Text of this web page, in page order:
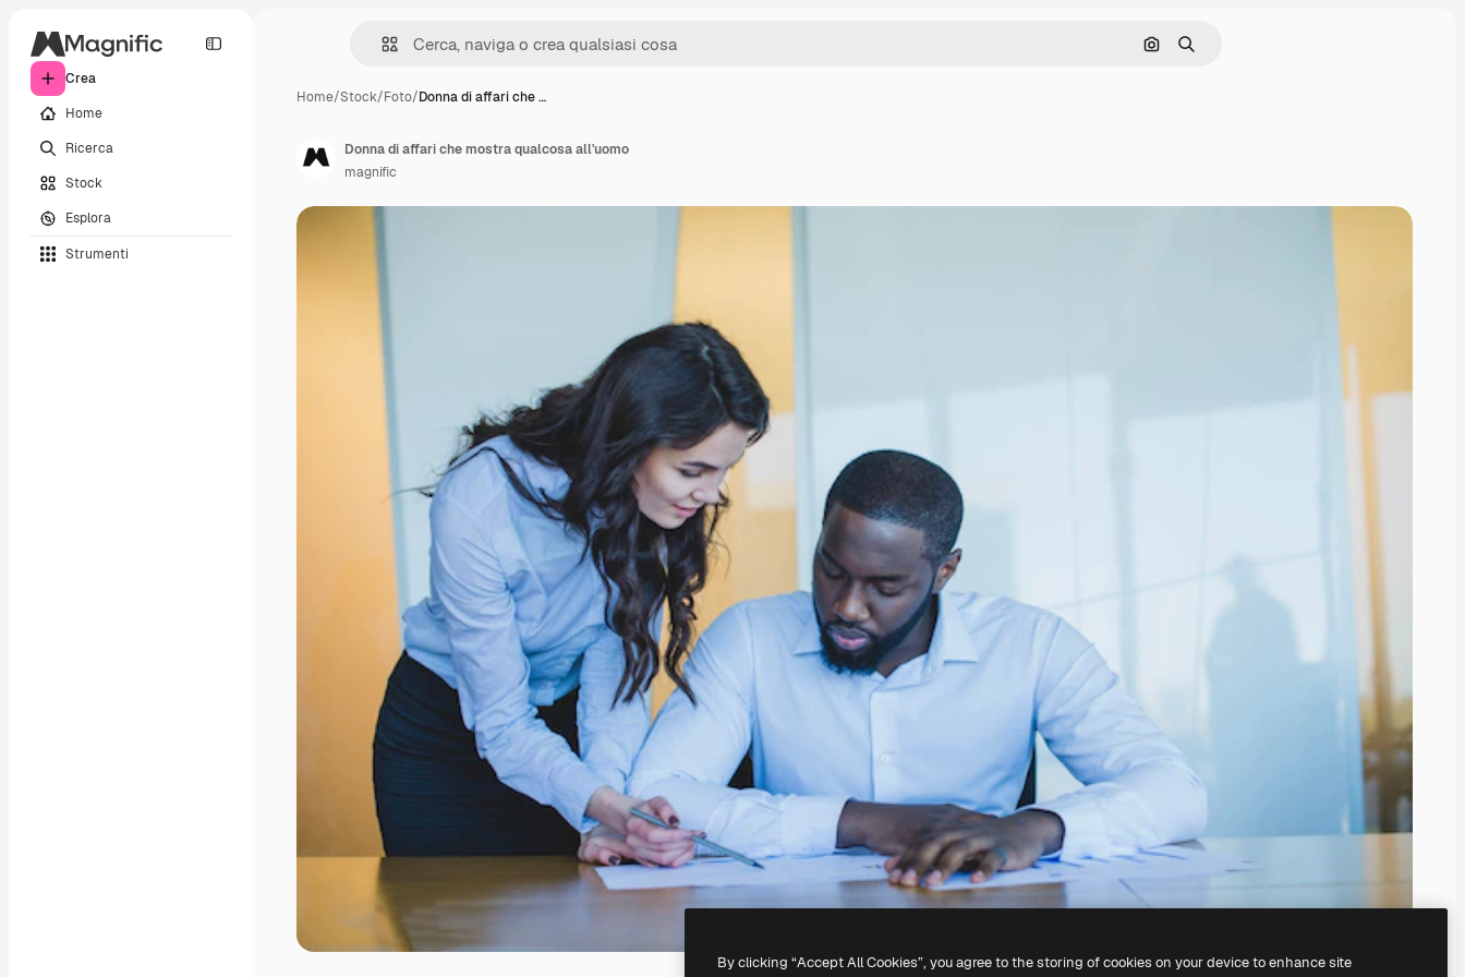
Crea
Home
Ricerca
Stock
Esplora
Strumenti
Cerca per immagine
Ricerca
Home/Stock/Foto/Donna di affari che …
Donna di affari che mostra qualcosa all'uomo
magnific
By clicking “Accept All Cookies”, you agree to the storing of cookies on your device to enhance site